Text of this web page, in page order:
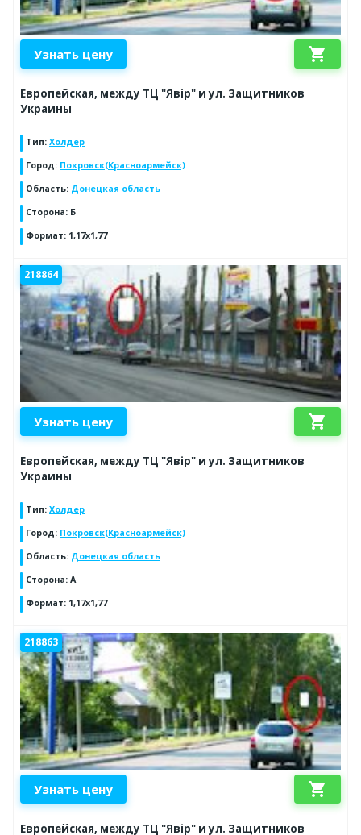
Узнать цену shopping_cart
Европейская, между ТЦ "Явір" и ул. Защитников
Украины
Тип: Холдер
Город: Покровск(Красноармейск)
Область: Донецкая область
Сторона: Б
Формат: 1,17х1,77
218864
Узнать цену shopping_cart
Европейская, между ТЦ "Явір" и ул. Защитников
Украины
Тип: Холдер
Город: Покровск(Красноармейск)
Область: Донецкая область
Сторона: А
Формат: 1,17х1,77
218863
Узнать цену shopping_cart
Европейская, между ТЦ "Явір" и ул. Защитников